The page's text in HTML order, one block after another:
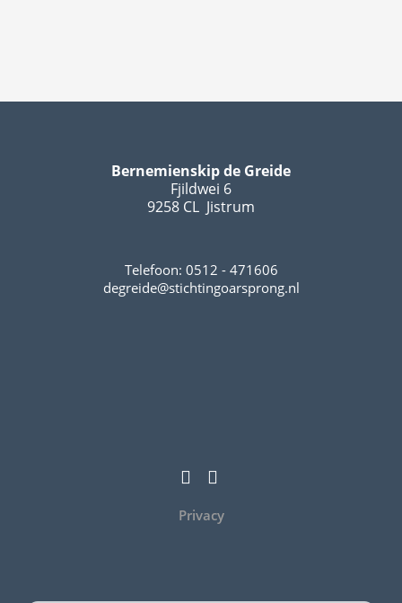
Bernemienskip de Greide
Fjildwei 6
9258 CL Jistrum
Telefoon: 0512 - 471606
degreide@stichtingoarsprong.nl
Privacy